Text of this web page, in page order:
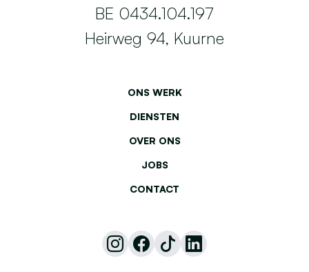
BE 0434.104.197
Heirweg 94, Kuurne
ONS WERK
DIENSTEN
OVER ONS
JOBS
CONTACT